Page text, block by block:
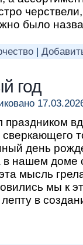
было
|
год
праздником
день
нашем доме
мысль
мы к
в